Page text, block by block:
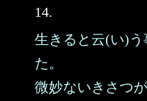
14.
生きると云(い)
た。
微妙ないきさつ